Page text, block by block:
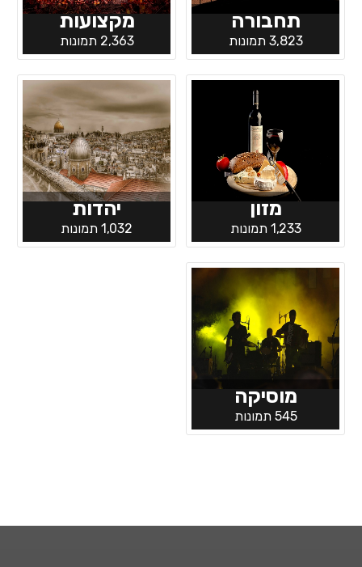
תחבורה
3,823 תמונות
מקצועות
2,363 תמונות
מזון
1,233 תמונות
יהדות
1,032 תמונות
מוסיקה
545 תמונות